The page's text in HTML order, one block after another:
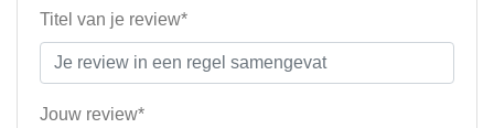
Titel van je review*
Jouw review*